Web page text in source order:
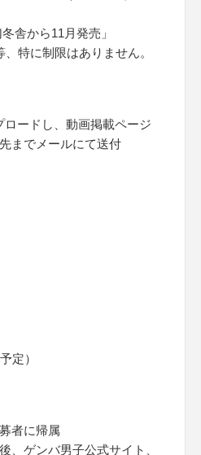
舎から11月発売」
特に制限はありません。
ードし、動画掲載ページ
までメールにて送付
定）
者に帰属
、ゲンバ男子公式サイト、